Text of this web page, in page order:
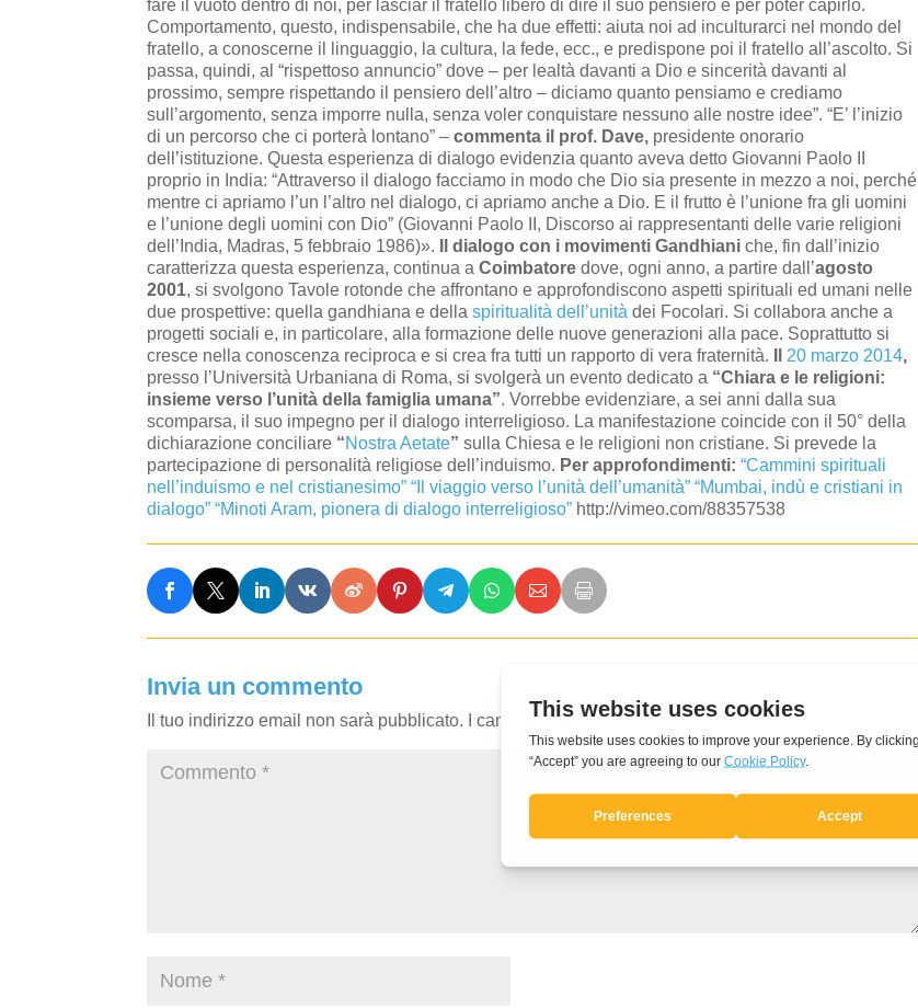
fare il vuoto dentro di noi, per lasciar il fratello libero di dire il suo pensiero e per poter capirlo.
Comportamento, questo, indispensabile, che ha due effetti: aiuta noi ad inculturarci nel mondo del
fratello, a conoscerne il linguaggio, la cultura, la fede, ecc., e predispone poi il fratello all’ascolto. Si
passa, quindi, al “rispettoso annuncio” dove – per lealtà davanti a Dio e sincerità davanti al
prossimo, sempre rispettando il pensiero dell’altro – diciamo quanto pensiamo e crediamo
sull’argomento, senza imporre nulla, senza voler conquistare nessuno alle nostre idee”. “E’ l’inizio
di un percorso che ci porterà lontano” –commenta il prof. Dave, presidente onorario
dell’istituzione.Questa esperienza di dialogo evidenzia quanto aveva detto Giovanni Paolo II
proprio in India: “Attraverso il dialogo facciamo in modo che Dio sia presente in mezzo a noi, perché
mentre ci apriamo l’un l’altro nel dialogo, ci apriamo anche a Dio. E il frutto è l’unione fra gli uomini
e l’unione degli uomini con Dio” (Giovanni Paolo II, Discorso ai rappresentanti delle varie religioni
dell’India, Madras, 5 febbraio 1986)».
Il dialogo con i movimenti Gandhiani che, fin dall’inizio
caratterizza questa esperienza, continua aCoimbatore dove, ogni anno, a partire dall’agosto
2001, si svolgono Tavole rotonde che affrontano e approfondiscono aspetti spirituali ed umani nelle
due prospettive: quella gandhiana e dellaspiritualità dell’unità dei Focolari. Si collabora anche a
progetti sociali e, in particolare, alla formazione delle nuove generazioni alla pace. Soprattutto si
cresce nella conoscenza reciproca e si crea fra tutti un rapporto di vera fraternità.
20 marzo 2014,
presso l’Università Urbaniana di Roma, si svolgerà un evento dedicato a “Chiara e le religioni:
insieme verso l’unità della famiglia umana”. Vorrebbe evidenziare, a sei anni dalla sua
scomparsa, il suo impegno per il dialogo interreligioso. La manifestazione coincide con il 50° della
dichiarazione conciliare “Nostra Aetate” sulla Chiesa e le religioni non cristiane. Si prevede la
partecipazione di personalità religiose dell’induismo. Per approfondimenti: “Cammini spirituali
nell’induismo e nel cristianesimo”“Il viaggio verso l’unità dell’umanità” “Mumbai, indù e cristiani in
dialogo” “Minoti Aram, pionera di dialogo interreligioso” http://vimeo.com/88357538
Invia un commento
Il tuo indirizzo email non sarà pubblicato. I campi obbligatori sono contrassegnati*